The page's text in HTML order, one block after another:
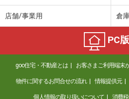
店舗/事業用 倉
PC
goo住宅・不動産とは お客さまご利用端末
物件に関するお問合せの流れ 情報提供元
個人情報の取り扱いについて 消費